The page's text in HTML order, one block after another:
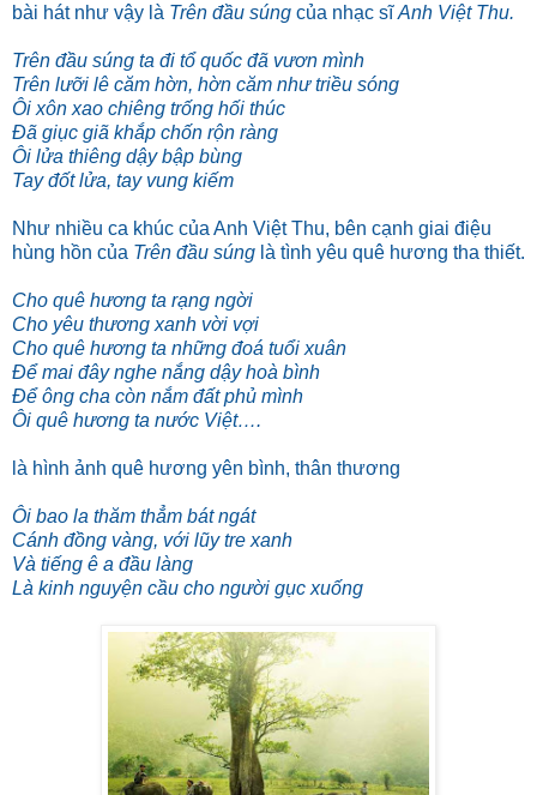
bài hát như vậy là Trên đầu súng của nhạc sĩAnh Việt Thu.
Trên đầu súng ta đi tổ quốc đã vươn mình
Trên lưỡi lê căm hờn, hờn căm như triều sóng
Ôi xôn xao chiêng trống hối thúc
Đã giục giã khắp chốn rộn ràng
Ôi lửa thiêng dậy bập bùng
Tay đốt lửa, tay vung kiếm
Như nhiều ca khúc của Anh Việt Thu, bên cạnh giai điệu
hùng hồn của Trên đầu súng là tình yêu quê hương tha thiết.
Cho quê hương ta rạng ngời
Cho yêu thương xanh vời vợi
Cho quê hương ta những đoá tuổi xuân
Để mai đây nghe nắng dậy hoà bình
Ðể ông cha còn nắm đất phủ mình
Ôi quê hương ta nước Việt….
là hình ảnh quê hương yên bình, thân thương
Ôi bao la thăm thẳm bát ngát
Cánh đồng vàng, với lũy tre xanh
Và tiếng ê a đầu làng
Là kinh nguyện cầu cho người gục xuống